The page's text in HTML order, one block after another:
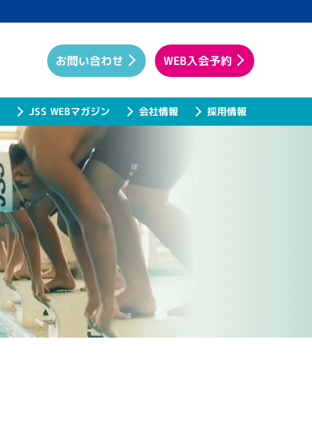
JSS WEBマガジン 会社情報 採用情報
お問い合わせ WEB入会予約